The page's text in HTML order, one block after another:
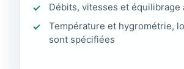
Débits, vitesses et équilibrage
Température et hygrométrie,
sont spécifiées